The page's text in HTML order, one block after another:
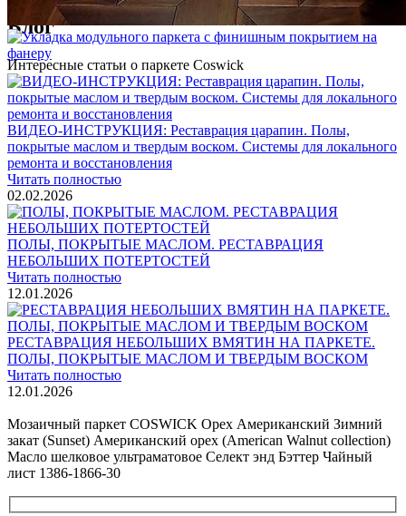
Блог
Интересные статьи о паркете Coswick
ВИДЕО-ИНСТРУКЦИЯ: Реставрация царапин. Полы,
покрытые маслом и твердым воском. Системы для локального
ремонта и восстановления
Читать полностью
02.02.2026
ПОЛЫ, ПОКРЫТЫЕ МАСЛОМ. РЕСТАВРАЦИЯ
НЕБОЛЬШИХ ПОТЕРТОСТЕЙ
Читать полностью
12.01.2026
РЕСТАВРАЦИЯ НЕБОЛЬШИХ ВМЯТИН НА ПАРКЕТЕ.
ПОЛЫ, ПОКРЫТЫЕ МАСЛОМ И ТВЕРДЫМ ВОСКОМ
Читать полностью
12.01.2026
Мозаичный паркет COSWICK Орех Американский Зимний
закат (Sunset) Американский орех (American Walnut collection)
Масло шелковое ультраматовое Селект энд Бэттер Чайный
лист 1386-1866-30